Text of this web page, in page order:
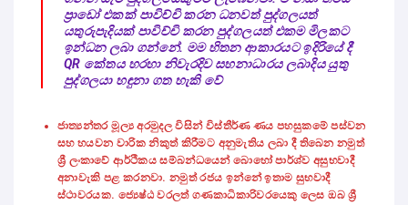
ප්‍රාඩෝ එකක් පාවිච්චි කරන ධනවත් පුද්ගලයත්
යතුරුපැදියක් පාවිච්චි කරන පුද්ගලයත් එකම මිලකට
ඉන්ධන ලබා ගන්නේ. මම හිතන ආකාරයට ඉදිරියේ දී
QR කේතය හරහා නිවැරදිව සහනාධාරය ලබාදිය යුතු
පුද්ගලයා හඳුනා ගත හැකි වේ
ජාත්‍යන්තර මූල්‍ය අරමුදල විසින් විස්තීර්ණ ණය පහසුකමේ පස්වන
සහ හයවන වාරික නිකුත් කිරීමට අනුමැතිය ලබා දී තිබෙන නමුත්
ශ්‍රී ලංකාවේ ආර්ථිකය සම්බන්ධයෙන් බොහෝ පාර්ශ්ව අසුභවාදී
අනාවැකි පළ කරනවා. නමුත් රජය ඉන්නේ ඉතාම සුභවාදී
ස්ථාවරයක. ජ්‍යෙෂ්ඨ වරලත් ගණකාධිකාරිවරයෙකු ලෙස ඔබ ශ්‍රී